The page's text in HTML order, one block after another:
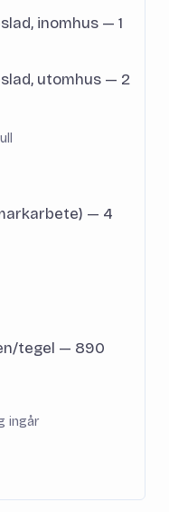
inomhus — 1
utomhus — 2
— 4
tegel — 890
ingår